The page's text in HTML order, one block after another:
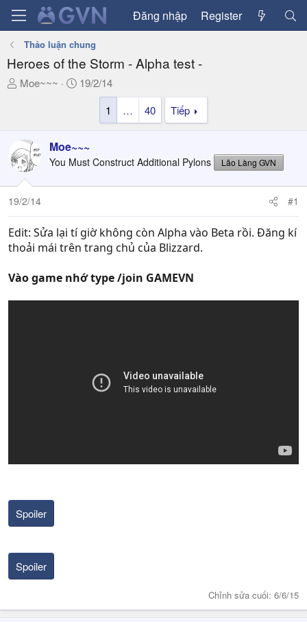
Đăng nhập Register
Thảo luận chung
Heroes of the Storm - Alpha test -
T
a
d
s
t
a
t
e
r
Moe~~~
N
ử
i
19/2/14
1
… 40 Tiếp
Moe~~~
You Must Construct Additional Pylons Lão Làng GVN
19/2/14 #1
Edit: Sửa lại tí giờ không còn Alpha vào Beta rồi. Đăng kí
thoải mái trên trang chủ của Blizzard.
Vào game nhớ type /join GAMEVN
Spoiler
Spoiler
Chỉnh sửa cuối: 6/6/15